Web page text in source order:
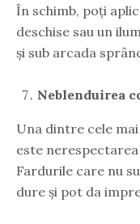
În schimb, poți
deschise sau un
și sub arcada
Neblenduirea
Una dintre cele
este
Fardurile care nu
dure și pot da